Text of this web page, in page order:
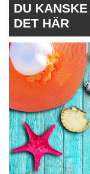
DU
DET HÄR